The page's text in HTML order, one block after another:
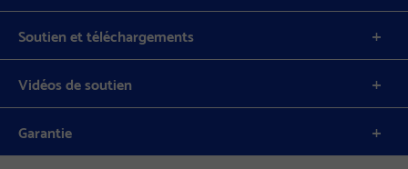
Soutien et téléchargements
Vidéos de soutien
Garantie